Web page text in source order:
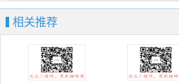
相关推荐